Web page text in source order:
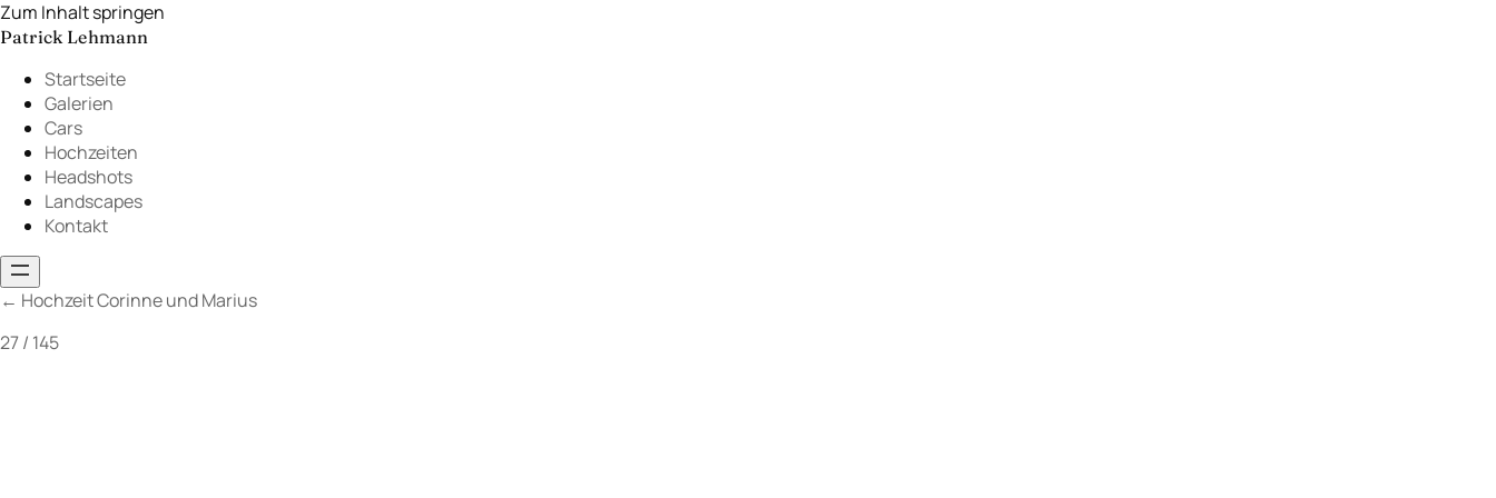
Zum Inhalt springen
Patrick Lehmann
Startseite
Galerien
Cars
Hochzeiten
Headshots
Landscapes
Kontakt
← Hochzeit Corinne und Marius
27 / 145